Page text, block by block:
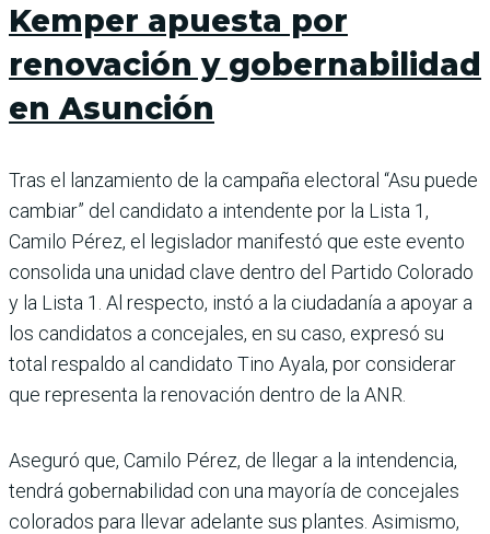
Kemper apuesta por
renovación y gobernabilidad
en Asunción
Tras el lanzamiento de la campaña electoral “Asu puede
cambiar” del candidato a intendente por la Lista 1,
Camilo Pérez, el legislador manifestó que este evento
consolida una unidad clave dentro del Partido Colorado
y la Lista 1. Al respecto, instó a la ciudadanía a apoyar a
los candidatos a concejales, en su caso, expresó su
total respaldo al candidato Tino Ayala, por considerar
que representa la renovación dentro de la ANR.
Aseguró que, Camilo Pérez, de llegar a la intendencia,
tendrá gobernabilidad con una mayoría de concejales
colorados para llevar adelante sus plantes. Asimismo,